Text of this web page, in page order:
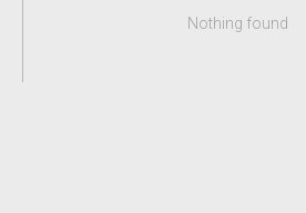
Nothing found